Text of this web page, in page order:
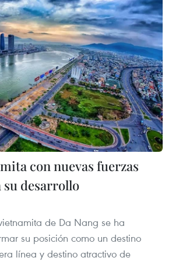
con nuevas fuerzas
desarrollo
de Da Nang se ha
su posición como un destino
línea y destino atractivo de